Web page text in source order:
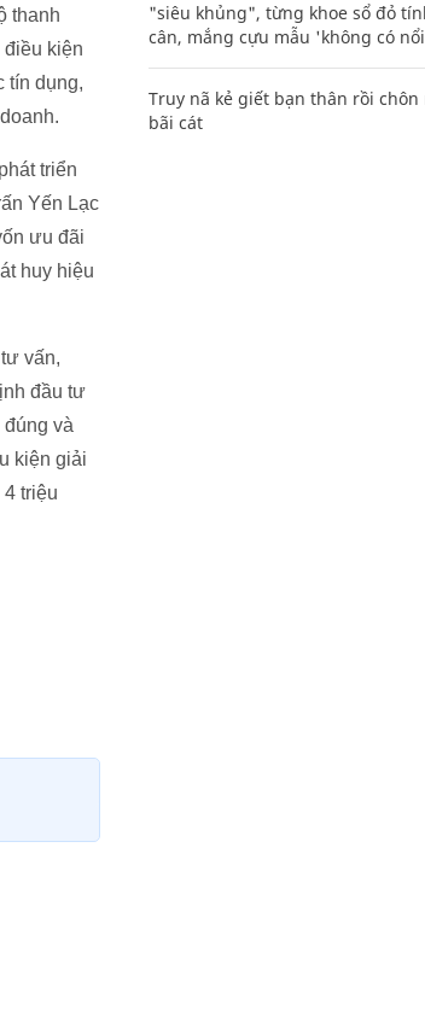
thanh
kiện
tín dụng,
triển
Yến Lạc
ưu đãi
huy hiệu
vấn,
đầu tư
và
kiện giải
triệu
"siêu khủng", từng khoe sổ đỏ
cân, mắng cựu mẫu 'không có
Truy nã kẻ giết bạn thân rồi
bãi cát